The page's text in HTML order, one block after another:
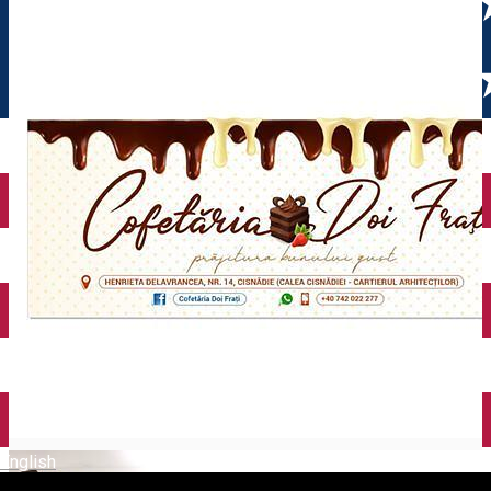
English